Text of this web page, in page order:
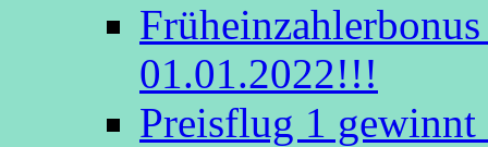
01.01.2022!!!
Preisflug 1 gewinnt